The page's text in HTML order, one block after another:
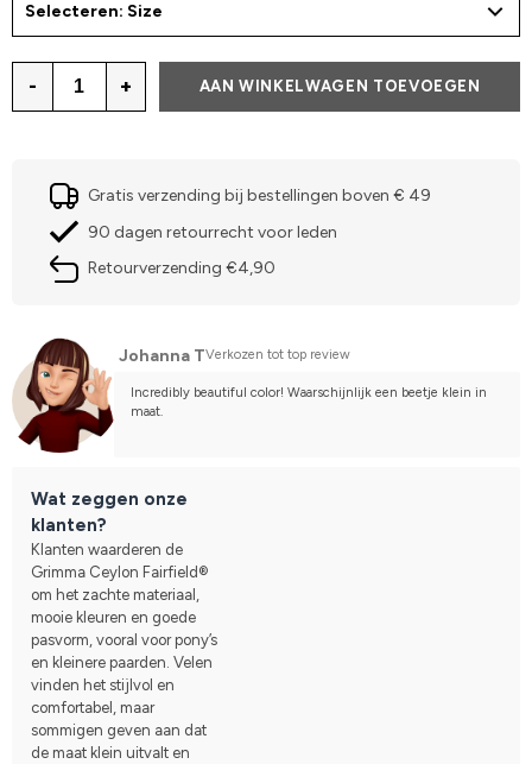
Selecteren: Size
- + AAN WINKELWAGEN TOEVOEGEN
Gratis verzending bij bestellingen boven € 49
90 dagen retourrecht voor leden
Retourverzending €4,90
Johanna TVerkozen tot top review
Incredibly beautiful color! Waarschijnlijk een beetje klein in
maat.
Wat zeggen onze
klanten?
Klanten waarderen de
Grimma Ceylon Fairfield®
om het zachte materiaal,
mooie kleuren en goede
pasvorm, vooral voor pony’s
en kleinere paarden. Velen
vinden het stijlvol en
comfortabel, maar
sommigen geven aan dat
de maat klein uitvalt en